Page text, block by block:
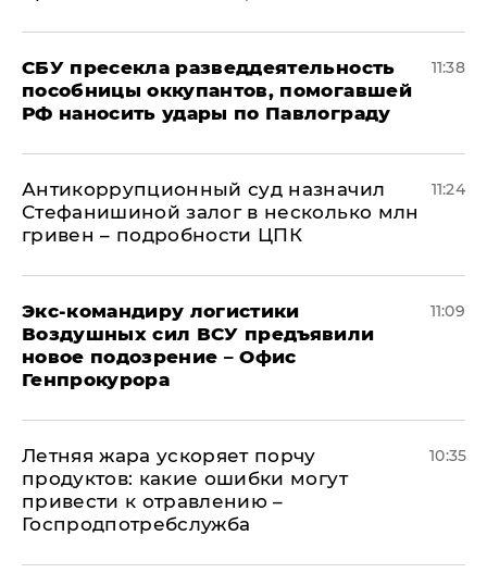
СБУ пресекла разведдеятельность
пособницы оккупантов, помогавшей
РФ наносить удары по Павлограду
11:38
Антикоррупционный суд назначил
Стефанишиной залог в несколько млн
гривен – подробности ЦПК
11:24
Экс-командиру логистики
Воздушных сил ВСУ предъявили
новое подозрение – Офис
Генпрокурора
11:09
Летняя жара ускоряет порчу
продуктов: какие ошибки могут
привести к отравлению –
Госпродпотребслужба
10:35